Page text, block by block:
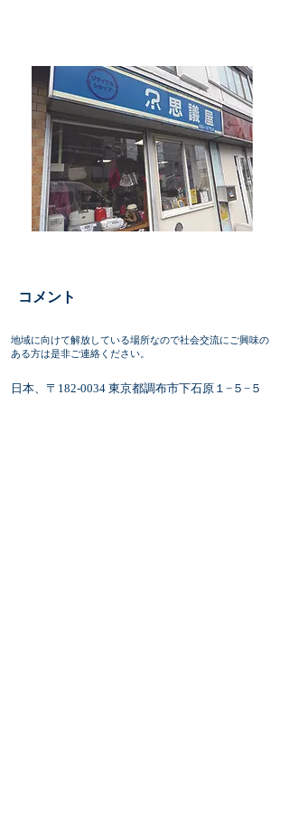
​コメント
地域に向けて解放している場所なので社会交流にご興味の
ある方は是非ご連絡ください。
日本、〒182-0034 東京都調布市下石原１−５−５